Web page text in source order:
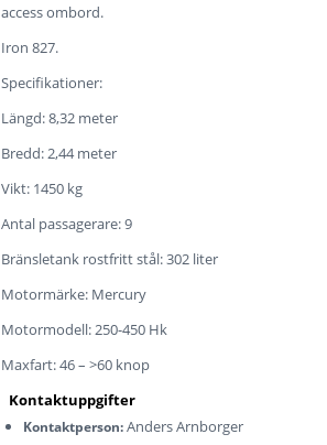
access ombord.
Iron 827.
Specifikationer:
Längd: 8,32 meter
Bredd: 2,44 meter
Vikt: 1450 kg
Antal passagerare: 9
Bränsletank rostfritt stål: 302 liter
Motormärke: Mercury
Motormodell: 250-450 Hk
Maxfart: 46 – >60 knop
Kontaktperson:Anders Arnborger